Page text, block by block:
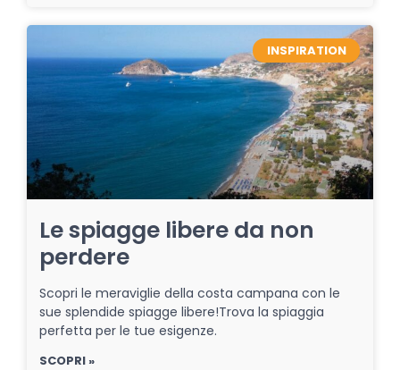
INSPIRATION
Le spiagge libere da non
perdere
Scopri le meraviglie della costa campana con le
sue splendide spiagge libere!Trova la spiaggia
perfetta per le tue esigenze.
SCOPRI »